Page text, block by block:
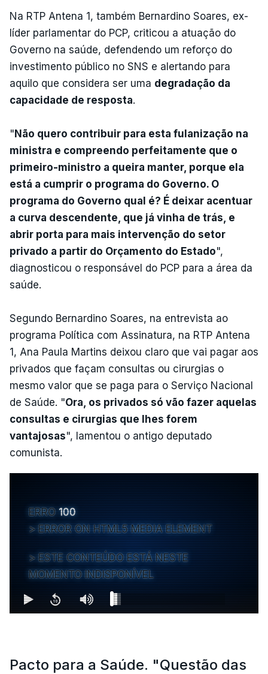
Na RTP Antena 1, também Bernardino Soares, ex-
líder parlamentar do PCP, criticou a atuação do
Governo na saúde, defendendo um reforço do
investimento público no SNS e alertando para
aquilo que considera ser uma degradação da
capacidade de resposta.
" Não quero contribuir para esta fulanização na
ministra e compreendo perfeitamente que o
primeiro-ministro a queira manter, porque ela
está a cumprir o programa do Governo. O
programa do Governo qual é? É deixar acentuar
a curva descendente, que já vinha de trás, e
abrir porta para mais intervenção do setor
privado a partir do Orçamento do Estado",
diagnosticou o responsável do PCP para a área da
saúde.
Segundo Bernardino Soares, na entrevista ao
programa Política com Assinatura, na RTP Antena
1, Ana Paula Martins deixou claro que vai pagar aos
privados que façam consultas ou cirurgias o
mesmo valor que se paga para o Serviço Nacional
de Saúde. "Ora, os privados só vão fazer aquelas
consultas e cirurgias que lhes forem
vantajosas", lamentou o antigo deputado
comunista.
ERRO 100
ERROR ON HTML5 MEDIA ELEMENT
ESTE CONTEÚDO ESTÁ NESTE
MOMENTO INDISPONÍVEL
Pacto para a Saúde. "Questão das